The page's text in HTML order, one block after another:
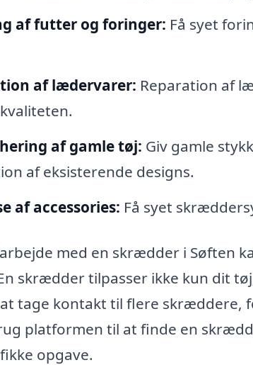
af futter og foringer: Få syet
af lædervarer: Reparation af
af gamle tøj: Giv gamle
af eksisterende designs.
af accessories: Få syet
med en skrædder i Søften
skrædder tilpasser ikke kun dit
tage kontakt til flere skræddere,
platformen til at finde en
opgave.